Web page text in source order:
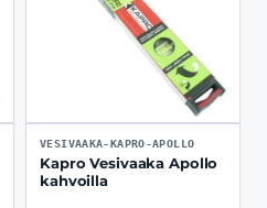
VESIVAAKA-KAPRO-APOLLO
Kapro Vesivaaka Apollo
kahvoilla